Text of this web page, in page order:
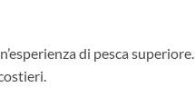
di pesca superiore.